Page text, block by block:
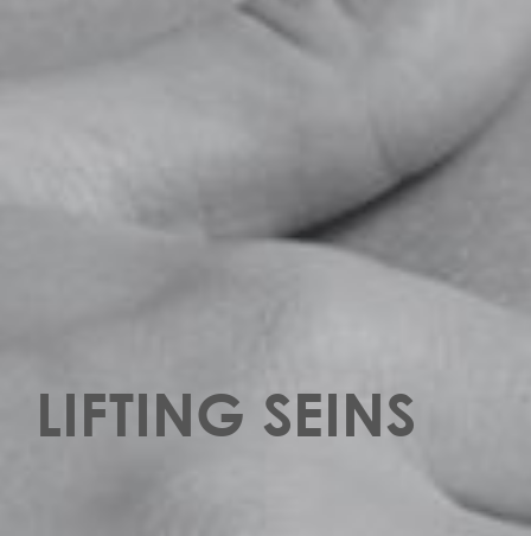
LIFTING SEINS